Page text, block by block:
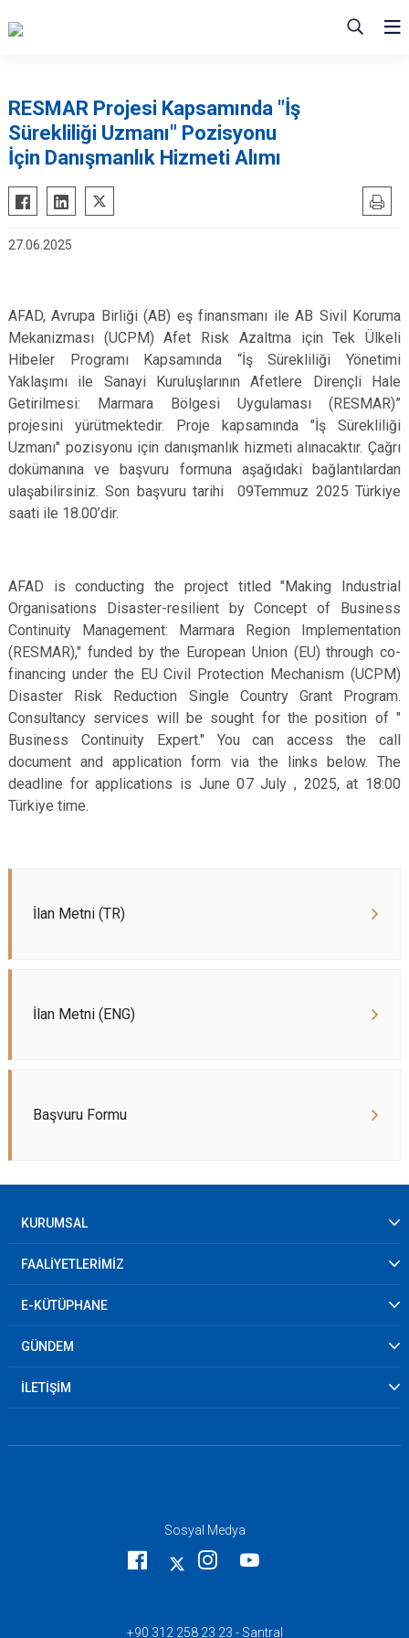
RESMAR Projesi Kapsamında "İş
Sürekliliği Uzmanı" Pozisyonu
İçin Danışmanlık Hizmeti Alımı
27.06.2025
AFAD, Avrupa Birliği (AB) eş finansmanı ile AB Sivil Koruma
Mekanizması (UCPM) Afet Risk Azaltma için Tek Ülkeli
Hibeler Programı Kapsamında “İş Sürekliliği Yönetimi
Yaklaşımı ile Sanayi Kuruluşlarının Afetlere Dirençli Hale
Getirilmesi: Marmara Bölgesi Uygulaması (RESMAR)”
projesini yürütmektedir. Proje kapsamında "İş Sürekliliği
Uzmanı" pozisyonu için danışmanlık hizmeti alınacaktır. Çağrı
dokümanına ve başvuru formuna aşağıdaki bağlantılardan
ulaşabilirsiniz. Son başvuru tarihi 09Temmuz 2025 Türkiye
saati ile 18.00’dir.
AFAD is conducting the project titled "Making Industrial
Organisations Disaster-resilient by Concept of Business
Continuity Management: Marmara Region Implementation
(RESMAR)," funded by the European Union (EU) through co-
financing under the EU Civil Protection Mechanism (UCPM)
Disaster Risk Reduction Single Country Grant Program.
Consultancy services will be sought for the position of "
Business Continuity Expert." You can access the call
document and application form via the links below. The
deadline for applications is June 07 July , 2025, at 18:00
Türkiye time.
İlan Metni (TR)
İlan Metni (ENG)
Başvuru Formu
KURUMSAL
FAALİYETLERİMİZ
E-KÜTÜPHANE
GÜNDEM
İLETİŞİM
Sosyal Medya
+90 312 258 23 23 - Santral